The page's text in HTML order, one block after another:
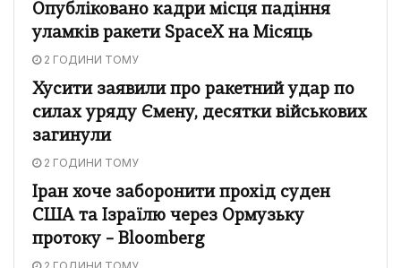
Опубліковано кадри місця падіння
уламків ракети SpaceX на Місяць
2 ГОДИНИ ТОМУ
Хусити заявили про ракетний удар по
силах уряду Ємену, десятки військових
загинули
2 ГОДИНИ ТОМУ
Іран хоче заборонити прохід суден
США та Ізраїлю через Ормузьку
протоку – Bloomberg